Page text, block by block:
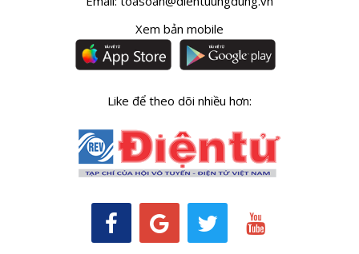
Xem bản mobile
Like để theo dõi nhiều hơn: